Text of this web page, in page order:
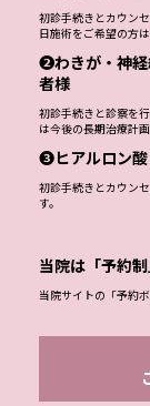
初診手続きとカウン
日施術をご希望の方
❷わきが・神経
者様
初診手続きと診察を
は今後の長期治療計
❸ヒアルロン酸
初診手続きとカウン
す。
当院は「予約制
当院サイトの「予約